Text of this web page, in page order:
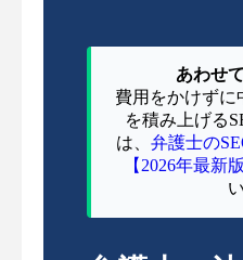
あわせ
費用をかけずに
を積み上げる
は、 弁護士の
【2026年最新版